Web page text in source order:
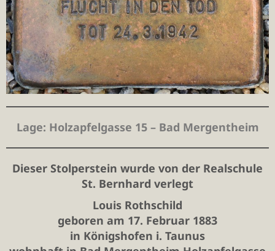
Lage: Holzapfelgasse 15 – Bad Mergentheim
Dieser Stolperstein wurde von der Realschule
St. Bernhard verlegt
Louis Rothschild
geboren am 17. Februar 1883
in Königshofen i. Taunus